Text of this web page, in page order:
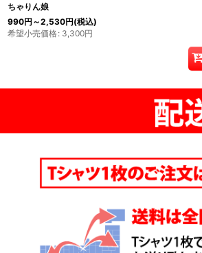
ちゃりん娘
990円 ～2,530円(税込)
希望小売価格: 3,300円